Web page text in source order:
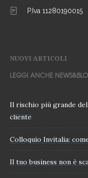
P.Iva 11280190015
NUOVI ARTICOLI
LEGGI ANCHE
Il rischio più grande
cliente
Colloquio Invitalia:
Il tuo business non è